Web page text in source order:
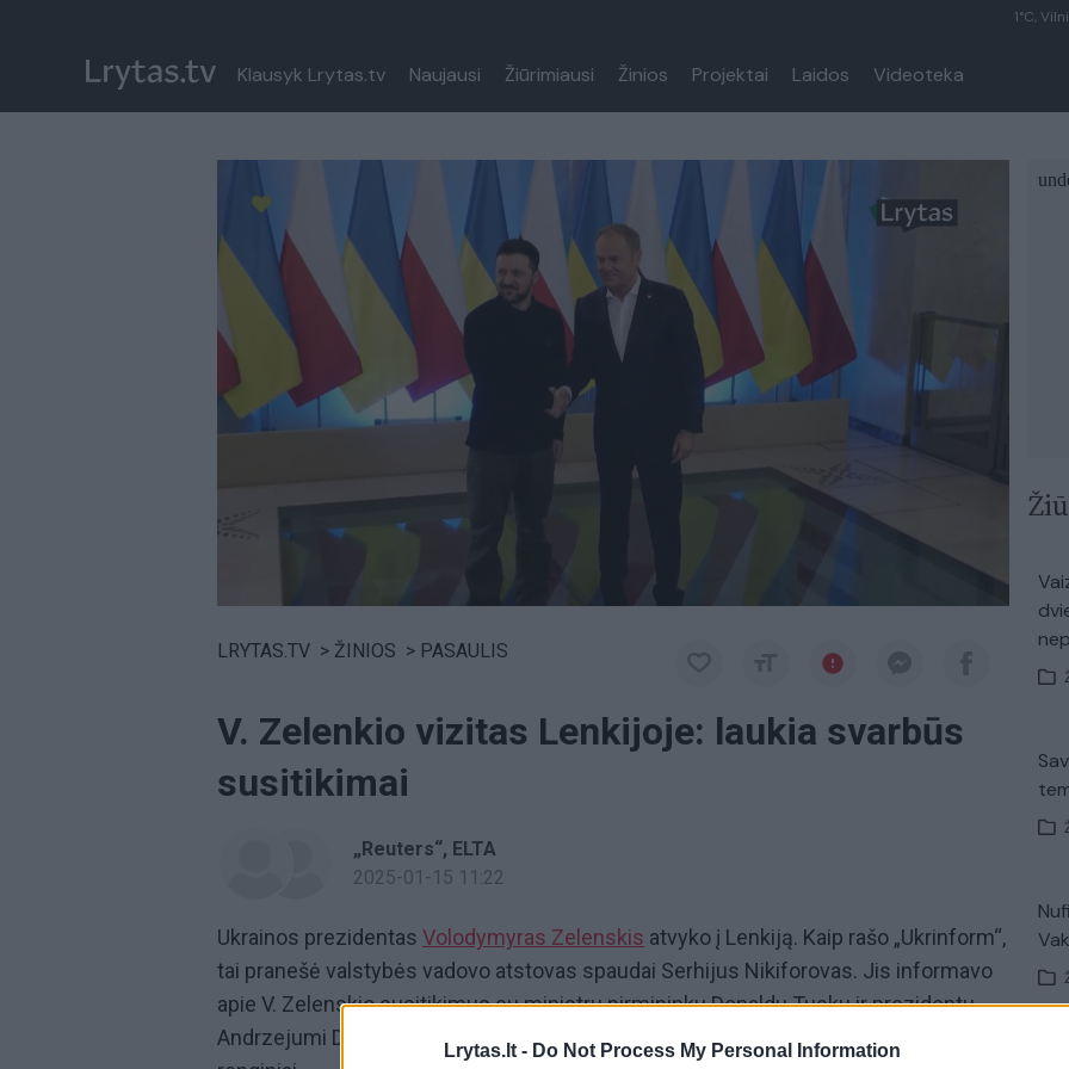
Lrytas.lt - Do Not Process My Personal Information
1°C,
Klausyk Lrytas.tv Naujausi Žiūrimiausi Žinios Projektai Laidos Videoteka
LRYTAS.TV > ŽINIOS > PASAULIS
V. Zelenkio vizitas Lenkijoje: laukia svarbūs
susitikimai
„Reuters“ ELTA
2025-01-15 11:22
Ukrainos prezidentas Volodymyras Zelenskis atvyko į Lenkiją. Kaip rašo „Ukrinform“,
tai pranešė valstybės vadovo atstovas spaudai Serhijus Nikiforovas. Jis informavo
apie V. Zelenskio susitikimus su ministru pirmininku Donaldu Tusku ir prezidentu
Andrzejumi Duda, taip pat numatytas susitikimas su ukrainiečių bendruomene ir kiti